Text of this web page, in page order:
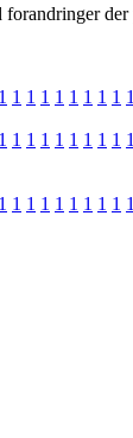
1 1 1 1 1 1 1 1 1 1
1 1 1 1 1 1 1 1 1 1
1 1 1 1 1 1 1 1 1 1